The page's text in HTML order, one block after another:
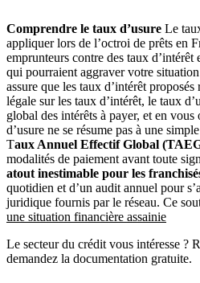
Comprendre le taux d’usure Le
appliquer lors de l’octroi de prêts en
emprunteurs contre des taux
qui pourraient aggraver votre
assure que les taux d’intérêt
légale sur les taux d’intérêt, le taux
global des intérêts à payer, et en
d’usure ne se résume pas à une
Taux Annuel Effectif Global
modalités de paiement avant toute
atout inestimable pour les
quotidien et d’un audit annuel pour
juridique fournis par le réseau. Ce
une situation financière assainie
Le secteur du crédit vous intéresse ?
demandez la documentation gratuite.